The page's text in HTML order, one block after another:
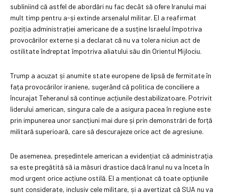
subliniind că astfel de abordări nu fac decât să ofere Iranului mai
mult timp pentru a-și extinde arsenalul militar. El a reafirmat
poziția administrației americane de a susține Israelul împotriva
provocărilor externe și a declarat că nu va tolera niciun act de
ostilitate îndreptat împotriva aliatului său din Orientul Mijlociu.
Trump a acuzat și anumite state europene de lipsă de fermitate în
fața provocărilor iraniene, sugerând că politica de conciliere a
încurajat Teheranul să continue acțiunile destabilizatoare. Potrivit
liderului american, singura cale de a asigura pacea în regiune este
prin impunerea unor sancțiuni mai dure și prin demonstrări de forță
militară superioară, care să descurajeze orice act de agresiune.
De asemenea, președintele american a evidențiat că administrația
sa este pregătită să ia măsuri drastice dacă Iranul nu va înceta în
mod urgent orice acțiune ostilă. El a menționat că toate opțiunile
sunt considerate, inclusiv cele militare, și a avertizat că SUA nu va